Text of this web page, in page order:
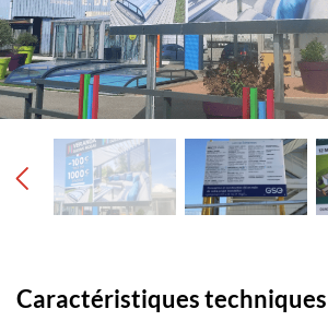
Caractéristiques techniques